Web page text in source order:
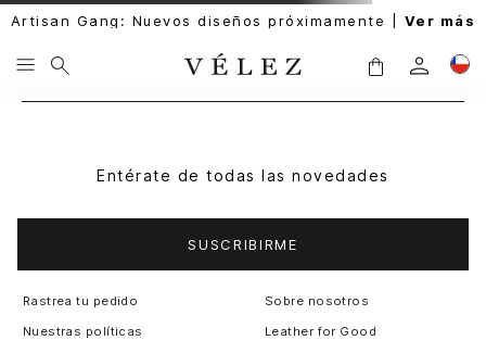
Artisan Gang: Nuevos diseños próximamente | Ver más
Entérate de todas las novedades
SUSCRIBIRME
Rastrea tu pedido
Nuestras políticas
Sobre nosotros
Leather for Good